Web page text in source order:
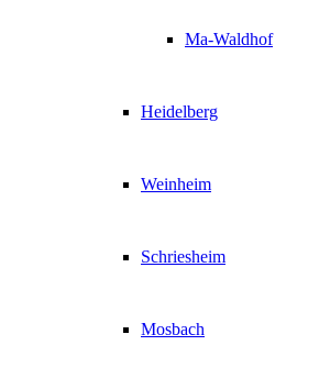
Ma-Waldhof
Heidelberg
Weinheim
Schriesheim
Mosbach